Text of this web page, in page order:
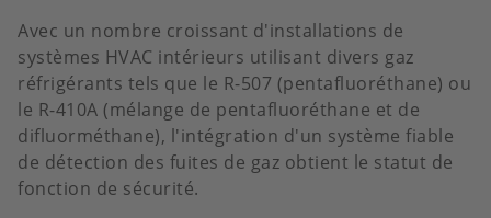
Avec un nombre croissant d'installations de
systèmes HVAC intérieurs utilisant divers gaz
réfrigérants tels que le R-507 (pentafluoréthane) ou
le R-410A (mélange de pentafluoréthane et de
difluorméthane), l'intégration d'un système fiable
de détection des fuites de gaz obtient le statut de
fonction de sécurité.